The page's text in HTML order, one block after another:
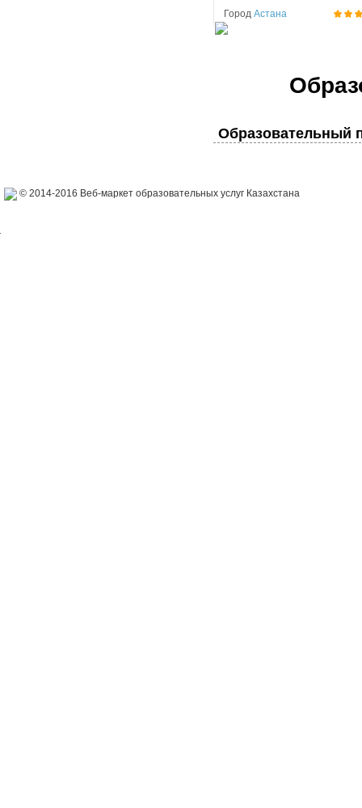
Город Астана
Образовательный
© 2014-2016 Веб-маркет образовательных услуг Казахстана